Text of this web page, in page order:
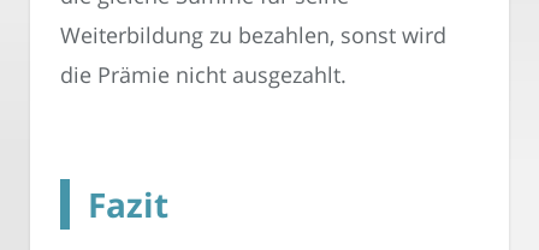
Weiterbildung zu bezahlen, sonst wird
die Prämie nicht ausgezahlt.
Fazit